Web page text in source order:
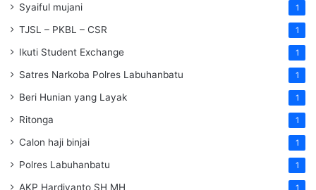
Syaiful mujani 1
TJSL – PKBL – CSR 1
Ikuti Student Exchange 1
Satres Narkoba Polres Labuhanbatu 1
Beri Hunian yang Layak 1
Ritonga 1
Calon haji binjai 1
Polres Labuhanbatu 1
AKP Hardiyanto SH MH 1